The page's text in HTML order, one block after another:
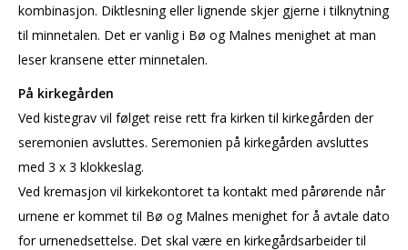
kombinasjon. Diktlesning eller lignende skjer gjerne i tilknytning
til minnetalen. Det er vanlig i Bø og Malnes menighet at man
leser kransene etter minnetalen.
På kirkegården
Ved kistegrav vil følget reise rett fra kirken til kirkegården der
seremonien avsluttes. Seremonien på kirkegården avsluttes
med 3 x 3 klokkeslag.
Ved kremasjon vil kirkekontoret ta kontakt med pårørende når
urnene er kommet til Bø og Malnes menighet for å avtale dato
for urnenedsettelse. Det skal være en kirkegårdsarbeider til